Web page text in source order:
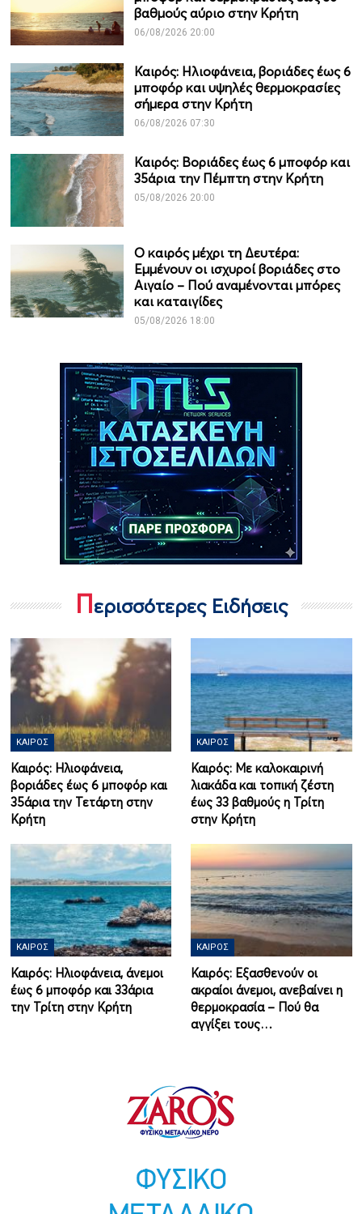
βαθμούς αύριο στην Κρήτη
06/08/2026 20:00
Καιρός: Ηλιοφάνεια, βοριάδες έως 6
μποφόρ και υψηλές θερμοκρασίες
σήμερα στην Κρήτη
06/08/2026 07:30
Καιρός: Βοριάδες έως 6 μποφόρ και
35άρια την Πέμπτη στην Κρήτη
05/08/2026 20:00
Ο καιρός μέχρι τη Δευτέρα:
Εμμένουν οι ισχυροί βοριάδες στο
Αιγαίο – Πού αναμένονται μπόρες
και καταιγίδες
05/08/2026 18:00
Περισσότερες Ειδήσεις
ΚΑΙΡΌΣ
Καιρός: Ηλιοφάνεια,
βοριάδες έως 6 μποφόρ και
35άρια την Τετάρτη στην
Κρήτη
ΚΑΙΡΌΣ
Καιρός: Με καλοκαιρινή
λιακάδα και τοπική ζέστη
έως 33 βαθμούς η Τρίτη
στην Κρήτη
ΚΑΙΡΌΣ
Καιρός: Ηλιοφάνεια, άνεμοι
έως 6 μποφόρ και 33άρια
την Τρίτη στην Κρήτη
ΚΑΙΡΌΣ
Καιρός: Εξασθενούν οι
ακραίοι άνεμοι, ανεβαίνει η
θερμοκρασία – Πού θα
αγγίξει τους…